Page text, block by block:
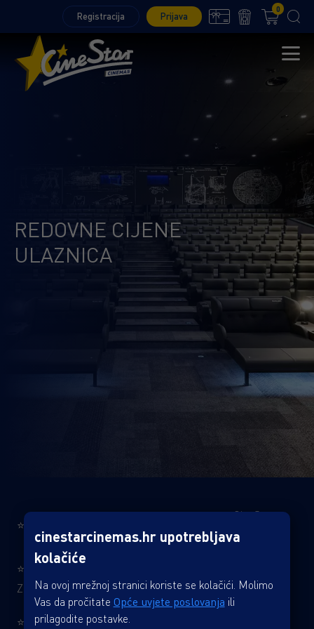
Registracija Prijava
0
REDOVNE CIJENE
ULAZNICA
⭐ CineStar Zagreb
⭐ CineStar
Varaždin
⭐ CineStar Novi
Zagreb
Zadar
Dubrovnik
⭐ CineStar Arena
⭐ CineStar
cinestarcinemas.hr upotrebljava
kolačiće
Na ovoj mrežnoj stranici koriste se kolačići. Molimo
Vas da pročitate Opće uvjete poslovanja ili
prilagodite postavke.